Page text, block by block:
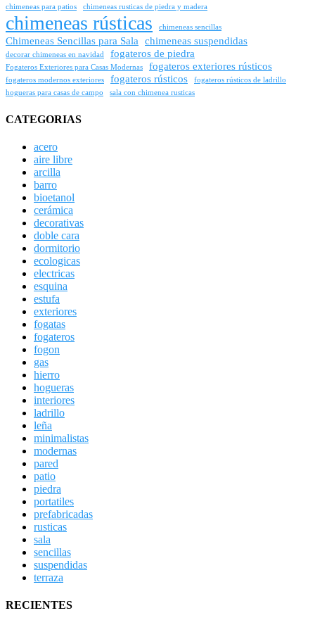
chimeneas para patios chimeneas rusticas de piedra y madera
chimeneas rústicas chimeneas sencillas
Chimeneas Sencillas para Sala chimeneas suspendidas
decorar chimeneas en navidad fogateros de piedra
Fogateros Exteriores para Casas Modernas fogateros exteriores rústicos
fogateros modernos exteriores fogateros rústicos
fogateros rústicos de ladrillo
hogueras para casas de campo
sala con chimenea rusticas
CATEGORIAS
acero
aire libre
arcilla
barro
bioetanol
cerámica
decorativas
doble cara
dormitorio
ecologicas
electricas
esquina
estufa
exteriores
fogatas
fogateros
fogon
gas
hierro
hogueras
interiores
ladrillo
leña
minimalistas
modernas
pared
patio
piedra
portatiles
prefabricadas
rusticas
sala
sencillas
suspendidas
terraza
RECIENTES